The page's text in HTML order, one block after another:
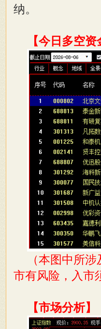
纳。
【今日多空
（本图中所
市有风险，入市
【市场分析】